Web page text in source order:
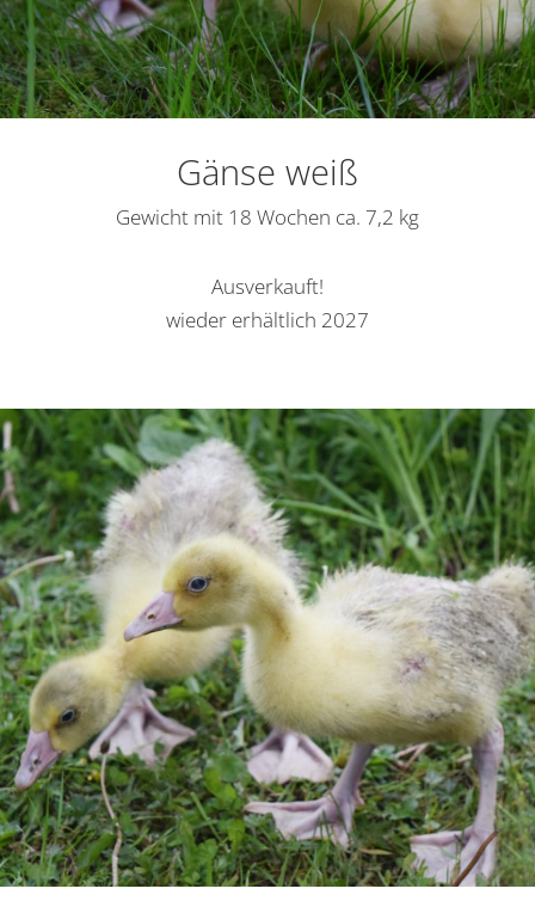
Gänse weiß
Gewicht mit 18 Wochen ca. 7,2 kg
Ausverkauft!
wieder erhältlich 2027